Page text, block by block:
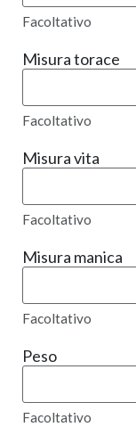
Facoltativo
Misura torace
Facoltativo
Misura vita
Facoltativo
Misura manica
Facoltativo
Peso
Facoltativo